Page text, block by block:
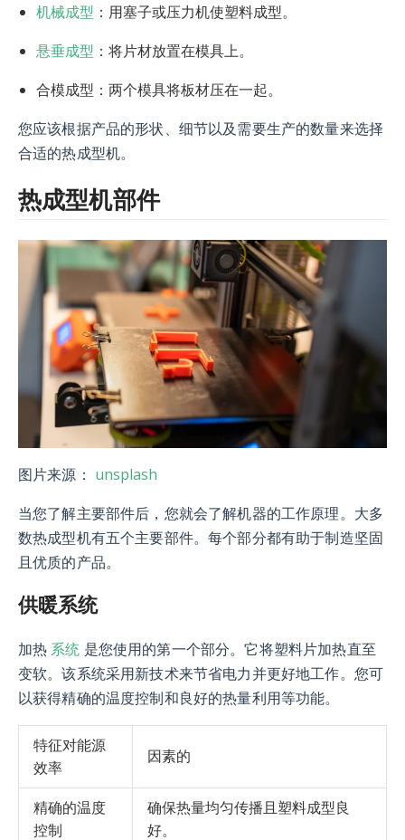
机械成型 ：用塞子或压力机使塑料成型。
悬垂成型 ：将片材放置在模具上。
合模成型：两个模具将板材压在一起。
您应该根据产品的形状、细节以及需要生产的数量来选择
合适的热成型机。
热成型机部件
图片来源： unsplash
当您了解主要部件后，您就会了解机器的工作原理。大多
数热成型机有五个主要部件。每个部分都有助于制造坚固
且优质的产品。
供暖系统
加热 系统 是您使用的第一个部分。它将塑料片加热直至
变软。该系统采用新技术来节省电力并更好地工作。您可
以获得精确的温度控制和良好的热量利用等功能。
特征对能源
效率
因素的
精确的温度
控制
确保热量均匀传播且塑料成型良
好。